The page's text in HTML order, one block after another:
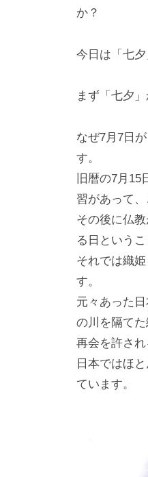
m
か？
今日は「七夕
まず「七夕」
なぜ7月7日
す。
旧暦の7月
習があって
その後に仏
る日という
それでは織
す。
元々あった
の川を隔て
再会を許され
日本ではほ
ています。